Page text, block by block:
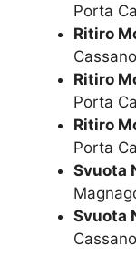
Porta
Ritiro
Ritiro
Porta
Ritiro
Porta
Svuota
Svuota